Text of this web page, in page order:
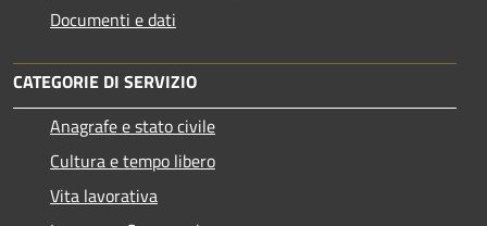
Documenti e dati
CATEGORIE DI SERVIZIO
Anagrafe e stato civile
Cultura e tempo libero
Vita lavorativa